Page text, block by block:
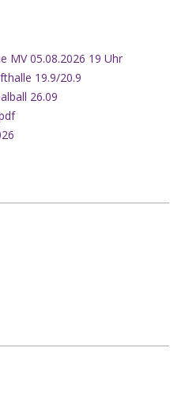
MV 05.08.2026 19 Uhr
19.9/20.9
26.09